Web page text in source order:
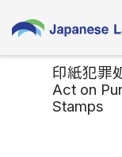
印紙犯罪
Act on
Stamps